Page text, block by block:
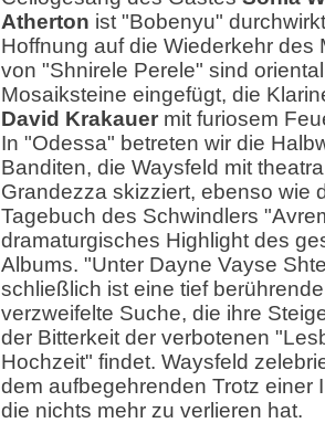
Atherton ist "Bobenyu"
Hoffnung auf die Wiederkehr des
von "Shnirele Perele" sind
Mosaiksteine eingefügt, die
David Krakauer mit furiosem
In "Odessa" betreten wir die
Banditen, die Waysfeld mit
Grandezza skizziert, ebenso wie
Tagebuch des Schwindlers
dramaturgisches Highlight des
Albums. "Unter Dayne Vayse
schließlich ist eine tief
verzweifelte Suche, die ihre
der Bitterkeit der verbotenen
Hochzeit" findet. Waysfeld
dem aufbegehrenden Trotz einer
die nichts mehr zu verlieren hat.